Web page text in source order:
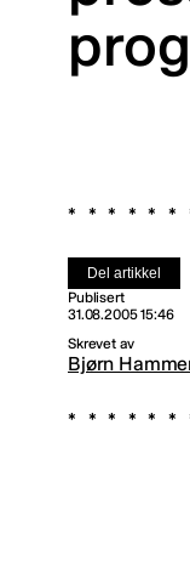
Del artikkel
Publisert
31.08.2005 15:46
Skrevet av
Bjørn